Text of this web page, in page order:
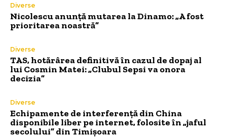
Diverse
Nicolescu anunță mutarea la Dinamo: „A fost
prioritarea noastră”
Diverse
TAS, hotărârea definitivă în cazul de dopaj al
lui Cosmin Matei: „Clubul Sepsi va onora
decizia”
Diverse
Echipamente de interferență din China
disponibile liber pe internet, folosite în „jaful
secolului” din Timișoara